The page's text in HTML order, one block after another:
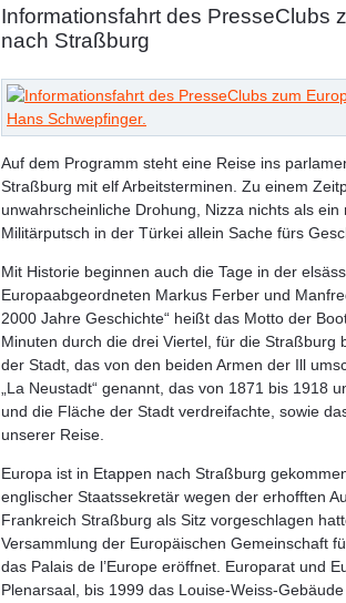
Informationsfahrt des PresseClubs
nach Straßburg
Auf dem Programm steht eine Reise ins
Straßburg mit elf Arbeitsterminen. Zu einem
unwahrscheinliche Drohung, Nizza nichts als
Militärputsch in der Türkei allein Sache fürs
Mit Historie beginnen auch die Tage in der
Europaabgeordneten Markus Ferber und
2000 Jahre Geschichte“ heißt das Motto der
Minuten durch die drei Viertel, für die Straßburg
der Stadt, das von den beiden Armen der Ill
„La Neustadt“ genannt, das von 1871 bis 1918
und die Fläche der Stadt verdreifachte, sowie
unserer Reise.
Europa ist in Etappen nach Straßburg
englischer Staatssekretär wegen der erhofften
Frankreich Straßburg als Sitz vorgeschlagen
Versammlung der Europäischen Gemeinschaft
das Palais de l’Europe eröffnet. Europarat und
Plenarsaal, bis 1999 das Louise-Weiss-